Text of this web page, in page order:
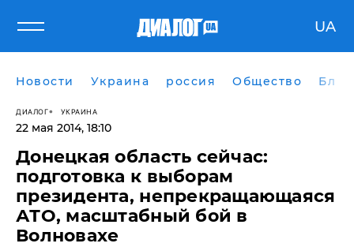
UA
Новости Украина россия Общество
ДИАЛОГ УКРАИНА
22 мая 2014, 18:10
Донецкая область сейчас:
подготовка к выборам
президента, непрекращающаяся
АТО, масштабный бой в
Волновахе